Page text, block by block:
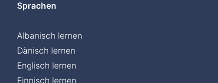
Sprachen
Albanisch lernen
Dänisch lernen
Englisch lernen
Finnisch lernen